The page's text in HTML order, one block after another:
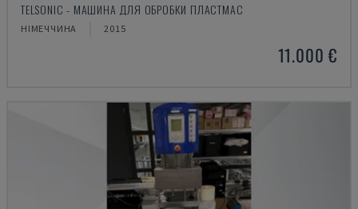
TELSONIC - МАШИНА ДЛЯ ОБРОБКИ ПЛАСТМАС
НІМЕЧЧИНА 2015
11.000 €